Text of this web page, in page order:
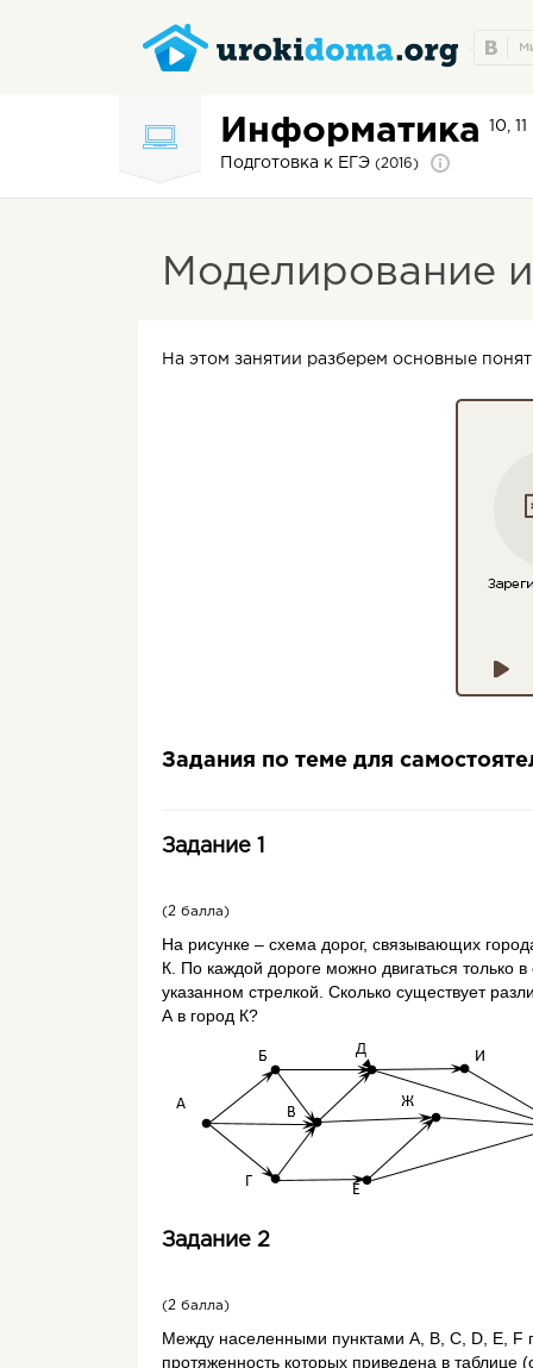
Информатика 10,
Подготовка к ЕГЭ (2016)
Моделирование
На этом занятии разберем основные
Задания по теме для
Задание 1
(2 балла)
На рисунке – схема дорог, связывающих
К. По каждой дороге можно двигаться только
указанном стрелкой. Сколько существует
А в город К?
Задание 2
(2 балла)
Между населенными пунктами A, B, C, D, E, F
протяженность которых приведена в таблице